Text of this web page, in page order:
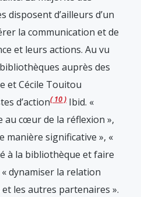
d’ailleurs d’un
la communication et de
et leurs actions. Au vu
auprès des
et Cécile Touitou
d’action 10
Ibid. «
au cœur de la réflexion »,
manière significative », «
à la bibliothèque et faire
dynamiser la relation
les autres partenaires ».